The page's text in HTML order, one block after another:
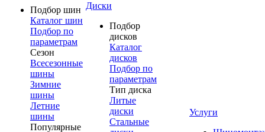
Подбор шин
Каталог шин
Подбор по
параметрам
Сезон
Всесезонные
шины
Зимние
шины
Летние
шины
Популярные
Диски
Подбор
дисков
Каталог
дисков
Подбор по
параметрам
Тип диска
Литые
диски
Стальные
Услуги